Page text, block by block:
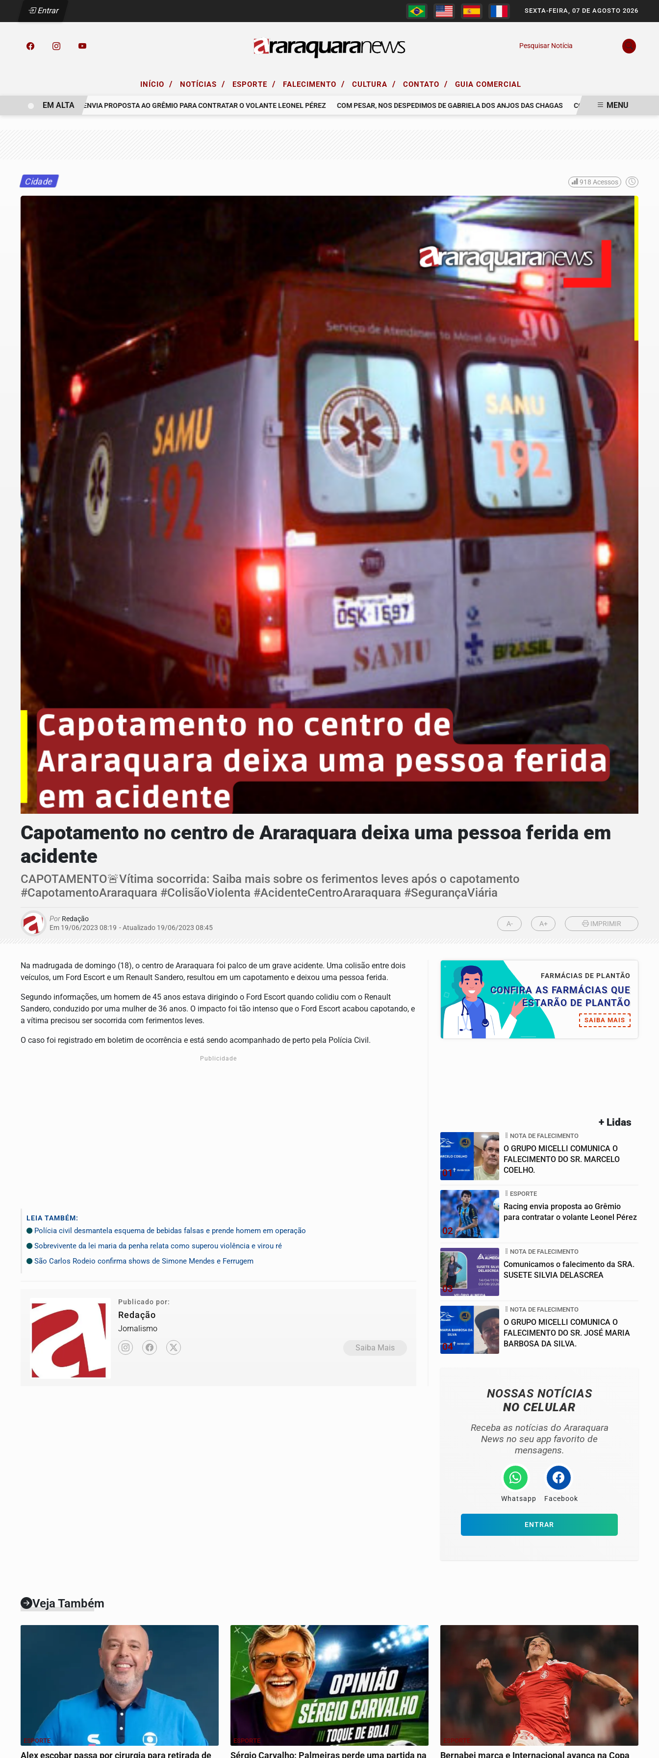
Entrar SEXTA-FEIRA, 07 DE AGOSTO 2026
Pesquisar Notícia
INÍCIO / NOTÍCIAS / ESPORTE / FALECIMENTO / CULTURA / CONTATO / GUIA COMERCIAL
RACING ENVIA PROPOSTA AO GRÊMIO PARA CONTRATAR O VOLANTE LEONEL PÉREZ COM PESAR, NOS DESPEDIMOS DE GABRIELA DOS ANJOS DAS CHAGAS COM PESAR, NOS DESPEDIMOS
EM ALTA MENU
Cidade 918 Acessos
Capotamento no centro de Araraquara deixa uma pessoa ferida em
acidente
CAPOTAMENTO🚨Vítima socorrida: Saiba mais sobre os ferimentos leves após o capotamento
#CapotamentoAraraquara #ColisãoViolenta #AcidenteCentroAraraquara #SegurançaViária
Por Redação
Em 19/06/2023 08:19 - Atualizado 19/06/2023 08:45 A- A+ IMPRIMIR
Na madrugada de domingo (18), o centro de Araraquara foi palco de um grave acidente. Uma colisão entre dois
veículos, um Ford Escort e um Renault Sandero, resultou em um capotamento e deixou uma pessoa ferida.
Segundo informações, um homem de 45 anos estava dirigindo o Ford Escort quando colidiu com o Renault
Sandero, conduzido por uma mulher de 36 anos. O impacto foi tão intenso que o Ford Escort acabou capotando, e
a vítima precisou ser socorrida com ferimentos leves.
O caso foi registrado em boletim de ocorrência e está sendo acompanhado de perto pela Polícia Civil.
Publicidade
LEIA TAMBÉM:
Polícia civil desmantela esquema de bebidas falsas e prende homem em operação
Sobrevivente da lei maria da penha relata como superou violência e virou ré
São Carlos Rodeio confirma shows de Simone Mendes e Ferrugem
Publicado por:
Redação
Jornalismo
Saiba Mais
FARMÁCIAS DE PLANTÃO
CONFIRA AS FARMÁCIAS QUE
ESTARÃO DE PLANTÃO
SAIBA MAIS
+ Lidas
01
NOTA DE FALECIMENTO
O GRUPO MICELLI COMUNICA O
FALECIMENTO DO SR. MARCELO
COELHO.
02
ESPORTE
Racing envia proposta ao Grêmio
para contratar o volante Leonel Pérez
03
NOTA DE FALECIMENTO
Comunicamos o falecimento da SRA.
SUSETE SILVIA DELASCREA
04
NOTA DE FALECIMENTO
O GRUPO MICELLI COMUNICA O
FALECIMENTO DO SR. JOSÉ MARIA
BARBOSA DA SILVA.
NOSSAS NOTÍCIAS
NO CELULAR
Receba as notícias do Araraquara
News no seu app favorito de
mensagens.
Whatsapp Facebook
ENTRAR
Veja Também
ESPORTE
Alex escobar passa por cirurgia para retirada de
ESPORTE
Sérgio Carvalho: Palmeiras perde uma partida na
ESPORTE
Bernabei marca e Internacional avança na Copa